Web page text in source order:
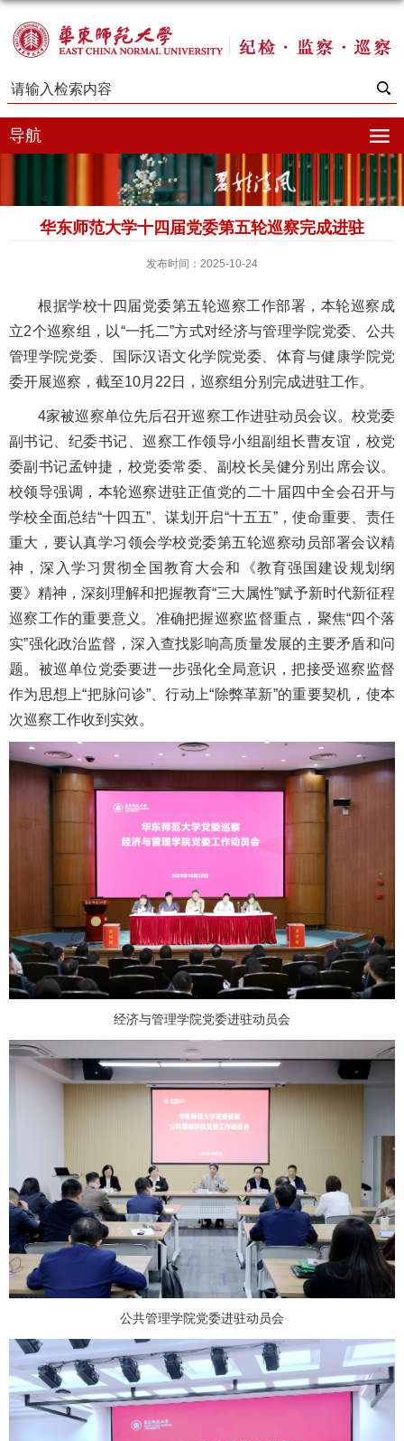
导航
华东师范大学十四届党委第五轮巡察完成进驻
发布时间：2025-10-24
根据学校十四届党委第五轮巡察工作部署，本轮巡察成
立2个巡察组，以“一托二”方式对经济与管理学院党委、公共
管理学院党委、国际汉语文化学院党委、体育与健康学院党
委开展巡察，截至10月22日，巡察组分别完成进驻工作。
4家被巡察单位先后召开巡察工作进驻动员会议。校党委
副书记、纪委书记、巡察工作领导小组副组长曹友谊，校党
委副书记孟钟捷，校党委常委、副校长吴健分别出席会议。
校领导强调，本轮巡察进驻正值党的二十届四中全会召开与
学校全面总结“十四五”、谋划开启“十五五”，使命重要、责任
重大，要认真学习领会学校党委第五轮巡察动员部署会议精
神，深入学习贯彻全国教育大会和《教育强国建设规划纲
要》精神，深刻理解和把握教育“三大属性”赋予新时代新征程
巡察工作的重要意义。准确把握巡察监督重点，聚焦“四个落
实”强化政治监督，深入查找影响高质量发展的主要矛盾和问
题。被巡单位党委要进一步强化全局意识，把接受巡察监督
作为思想上“把脉问诊”、行动上“除弊革新”的重要契机，使本
次巡察工作收到实效。
经济与管理学院党委进驻动员会
公共管理学院党委进驻动员会